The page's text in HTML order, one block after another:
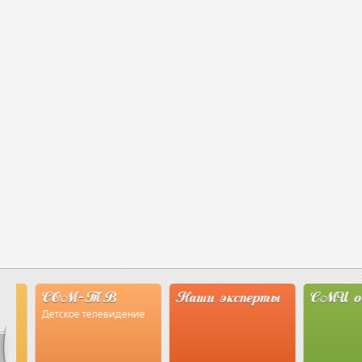
СОМ-ТВ
Детское телевидение
Наши эксперты СМИ о